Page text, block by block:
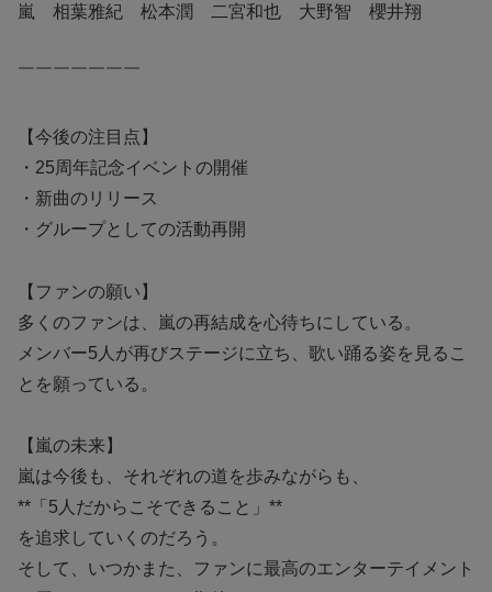
嵐 相葉雅紀 松本潤 二宮和也 大野智 櫻井翔
￣￣￣￣￣￣￣
【今後の注目点】
・25周年記念イベントの開催
・新曲のリリース
・グループとしての活動再開
【ファンの願い】
多くのファンは、嵐の再結成を心待ちにしている。
メンバー5人が再びステージに立ち、歌い踊る姿を見るこ
とを願っている。
【嵐の未来】
嵐は今後も、それぞれの道を歩みながらも、
**「5人だからこそできること」**
を追求していくのだろう。
そして、いつかまた、ファンに最高のエンターテイメント